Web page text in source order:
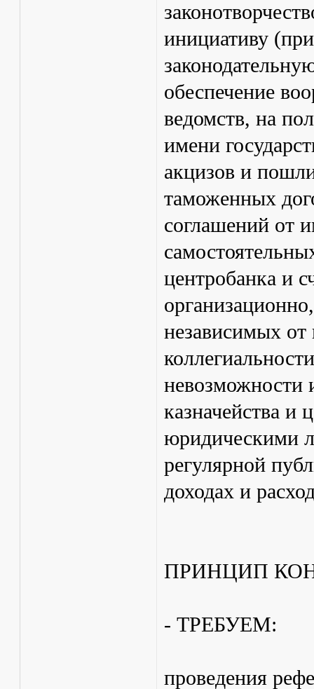
инициативу
обеспечение
ведомств, на
имени
акцизов и
таможенных
соглашений от
центробанка и
независимых от
невозможности
казначейства и
юридическими
регулярной
доходах и
ПРИНЦИП
- ТРЕБУЕМ:
проведения